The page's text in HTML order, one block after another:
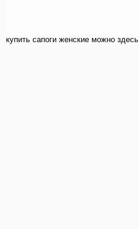
купить cапоги женские можно здесь